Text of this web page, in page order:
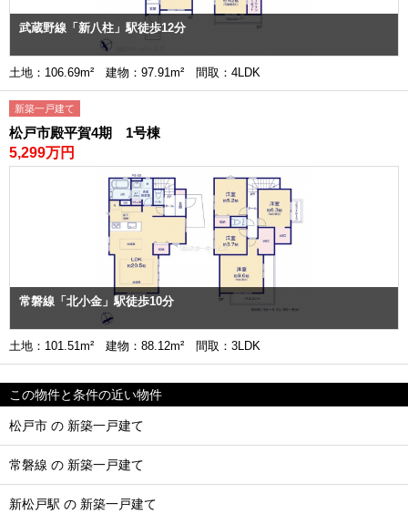
武蔵野線「新八柱」駅徒歩12分
土地：106.69m² 建物：97.91m² 間取：4LDK
新築一戸建て
松戸市殿平賀4期 1号棟
5,299万円
常磐線「北小金」駅徒歩10分
土地：101.51m² 建物：88.12m² 間取：3LDK
この物件と条件の近い物件
松戸市 の 新築一戸建て
常磐線 の 新築一戸建て
新松戸駅 の 新築一戸建て